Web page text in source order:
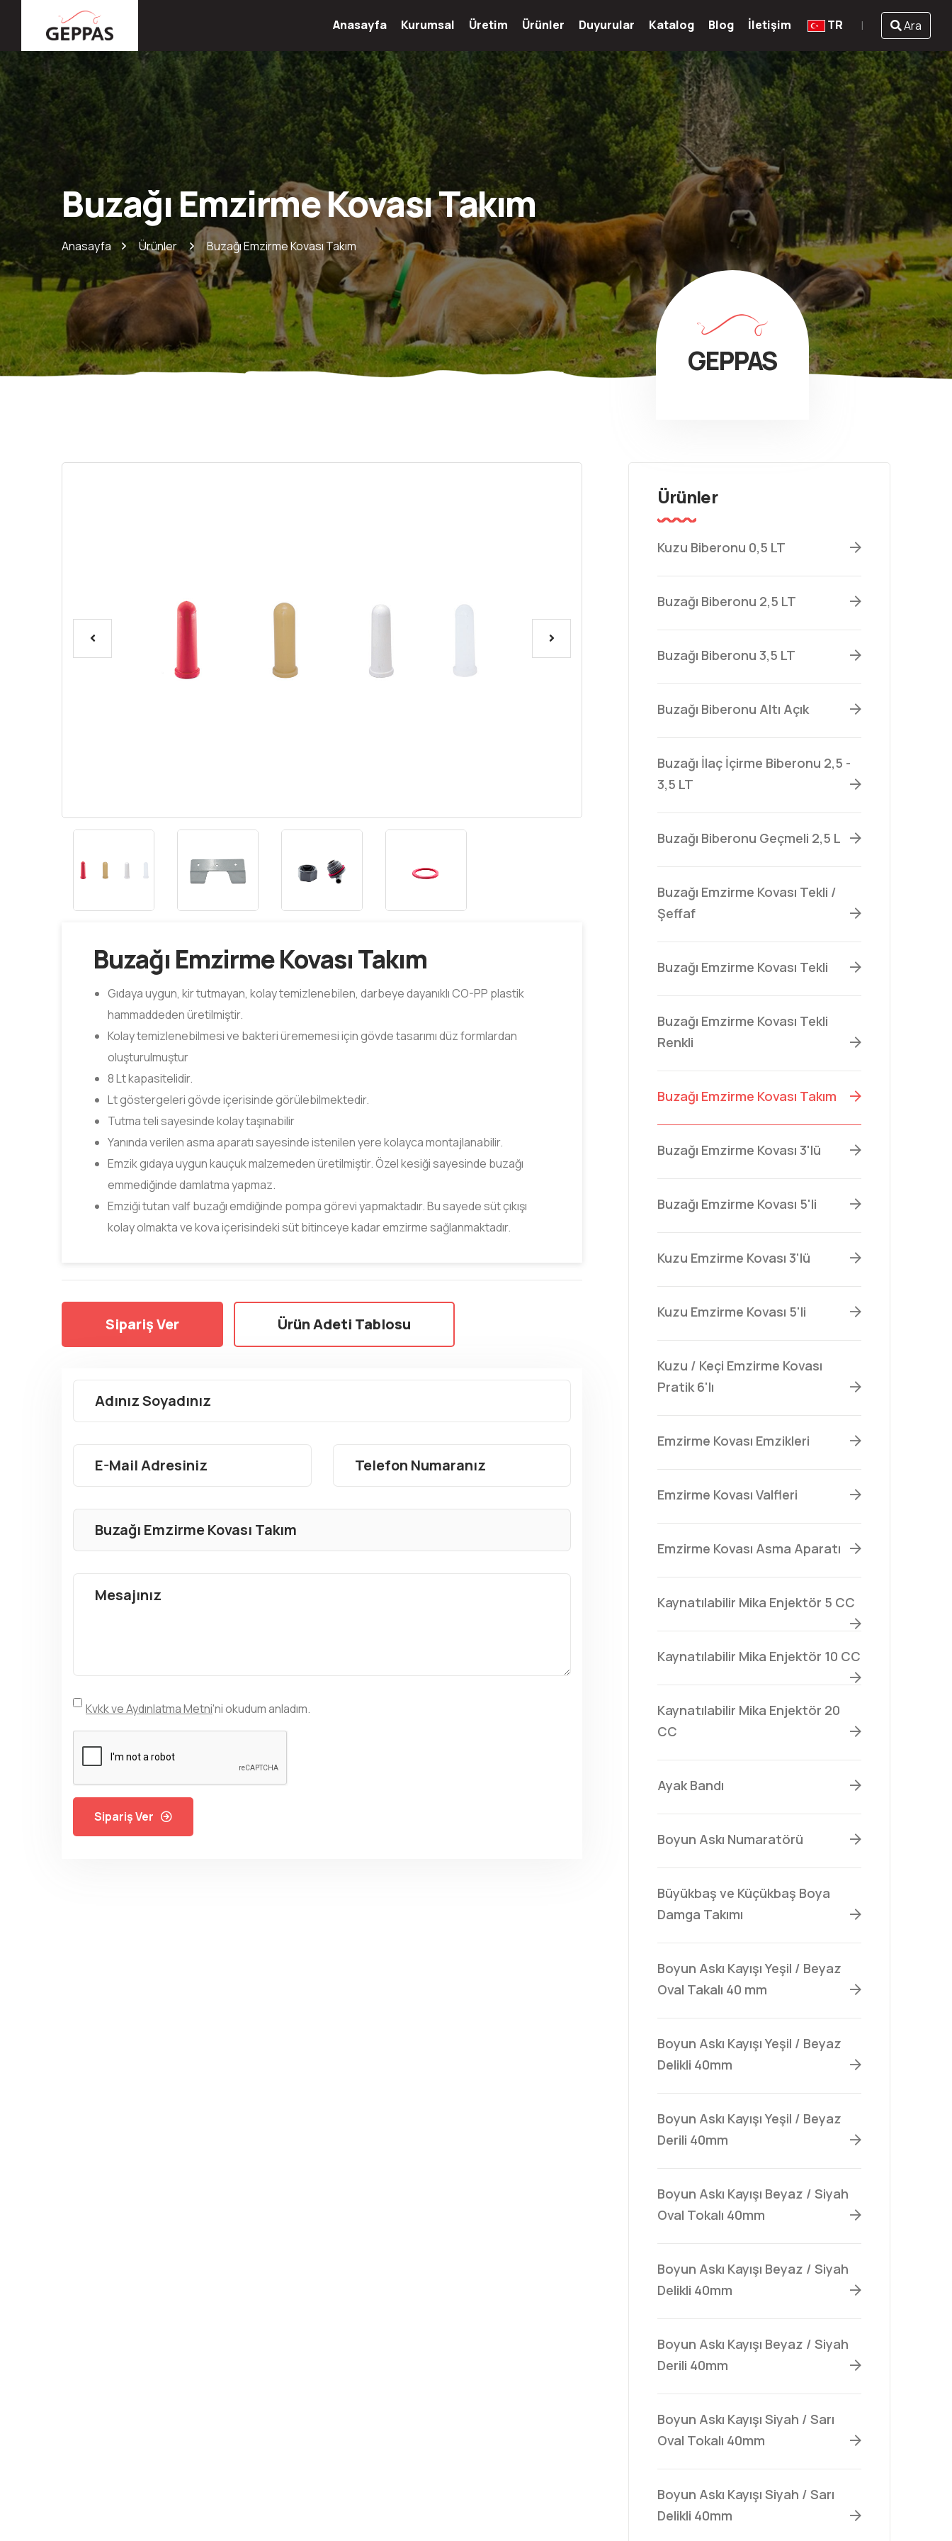
Anasayfa Kurumsal Üretim Ürünler Duyurular Katalog Blog İletişim TR Ara
GEPPAS
Buzağı Emzirme Kovası Takım
Anasayfa Ürünler Buzağı Emzirme Kovası Takım
Buzağı Emzirme Kovası Takım
Gıdaya uygun, kir tutmayan, kolay temizlenebilen, darbeye dayanıklı CO-PP plastik
hammaddeden üretilmiştir.
Kolay temizlenebilmesi ve bakteri ürememesi için gövde tasarımı düz formlardan
oluşturulmuştur
8 Lt kapasitelidir.
Lt göstergeleri gövde içerisinde görülebilmektedir.
Tutma teli sayesinde kolay taşınabilir
Yanında verilen asma aparatı sayesinde istenilen yere kolayca montajlanabilir.
Emzik gıdaya uygun kauçuk malzemeden üretilmiştir. Özel kesiği sayesinde buzağı
emmediğinde damlatma yapmaz.
Emziği tutan valf buzağı emdiğinde pompa görevi yapmaktadır. Bu sayede süt çıkışı
kolay olmakta ve kova içerisindeki süt bitinceye kadar emzirme sağlanmaktadır.
Sipariş Ver Ürün Adeti Tablosu
Kvkk ve Aydınlatma Metni'ni okudum anladım.
Sipariş Ver
Ürünler
Kuzu Biberonu 0,5 LT
Buzağı Biberonu 2,5 LT
Buzağı Biberonu 3,5 LT
Buzağı Biberonu Altı Açık
Buzağı İlaç İçirme Biberonu 2,5 -
3,5 LT
Buzağı Biberonu Geçmeli 2,5 L
Buzağı Emzirme Kovası Tekli /
Şeffaf
Buzağı Emzirme Kovası Tekli
Buzağı Emzirme Kovası Tekli
Renkli
Buzağı Emzirme Kovası Takım
Buzağı Emzirme Kovası 3'lü
Buzağı Emzirme Kovası 5'li
Kuzu Emzirme Kovası 3'lü
Kuzu Emzirme Kovası 5'li
Kuzu / Keçi Emzirme Kovası
Pratik 6'lı
Emzirme Kovası Emzikleri
Emzirme Kovası Valfleri
Emzirme Kovası Asma Aparatı
Kaynatılabilir Mika Enjektör 5 CC
Kaynatılabilir Mika Enjektör 10 CC
Kaynatılabilir Mika Enjektör 20
CC
Ayak Bandı
Boyun Askı Numaratörü
Büyükbaş ve Küçükbaş Boya
Damga Takımı
Boyun Askı Kayışı Yeşil / Beyaz
Oval Takalı 40 mm
Boyun Askı Kayışı Yeşil / Beyaz
Delikli 40mm
Boyun Askı Kayışı Yeşil / Beyaz
Derili 40mm
Boyun Askı Kayışı Beyaz / Siyah
Oval Tokalı 40mm
Boyun Askı Kayışı Beyaz / Siyah
Delikli 40mm
Boyun Askı Kayışı Beyaz / Siyah
Derili 40mm
Boyun Askı Kayışı Siyah / Sarı
Oval Tokalı 40mm
Boyun Askı Kayışı Siyah / Sarı
Delikli 40mm